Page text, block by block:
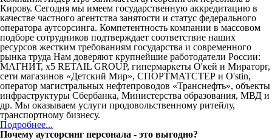
Кирову. Сегодня мы имеем государственную аккредитацию в
качестве частного агентства занятости и статус федерального
оператора аутсорсинга. Компетентность компании в массовом
подборе сотрудников подтверждает соответствие наших
ресурсов жестким требованиям государства и современного
рынка труда Нам доверяют крупнейшие работодатели России:
МАГНИТ, x5 RETAIL GROUP, гипермаркеты О'кей и Мираторг,
сети магазинов «Детский Мир», СПОРТМАТСТЕР и O'stin,
оператор магистральных нефтепроводов «Транснефть», объекты
инфраструктуры Сбербанка, Министерства образования, МВД и
др. Мы оказываем услуги продовольственному ритейлу,
транспортному бизнесу.
Подробнее...
Почему аутсорсинг персонала - это выгодно?